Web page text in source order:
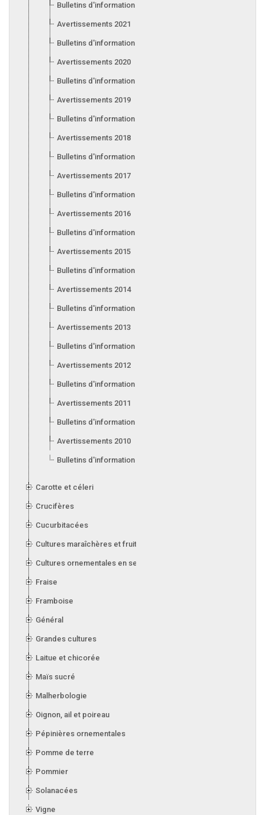
Bulletins d'information 2022
Avertissements 2021
Bulletins d'information 2021
Avertissements 2020
Bulletins d'information 2020
Avertissements 2019
Bulletins d'information 2019
Avertissements 2018
Bulletins d'information 2018
Avertissements 2017
Bulletins d'information 2017
Avertissements 2016
Bulletins d'information 2016
Avertissements 2015
Bulletins d'information 2015
Avertissements 2014
Bulletins d'information 2014
Avertissements 2013
Bulletins d'information 2013
Avertissements 2012
Bulletins d'information 2012
Avertissements 2011
Bulletins d'information 2011
Avertissements 2010
Bulletins d'information 2010
Carotte et céleri
Crucifères
Cucurbitacées
Cultures maraîchères et fruitières en serre
Cultures ornementales en serre
Fraise
Framboise
Général
Grandes cultures
Laitue et chicorée
Maïs sucré
Malherbologie
Oignon, ail et poireau
Pépinières ornementales
Pomme de terre
Pommier
Solanacées
Vigne